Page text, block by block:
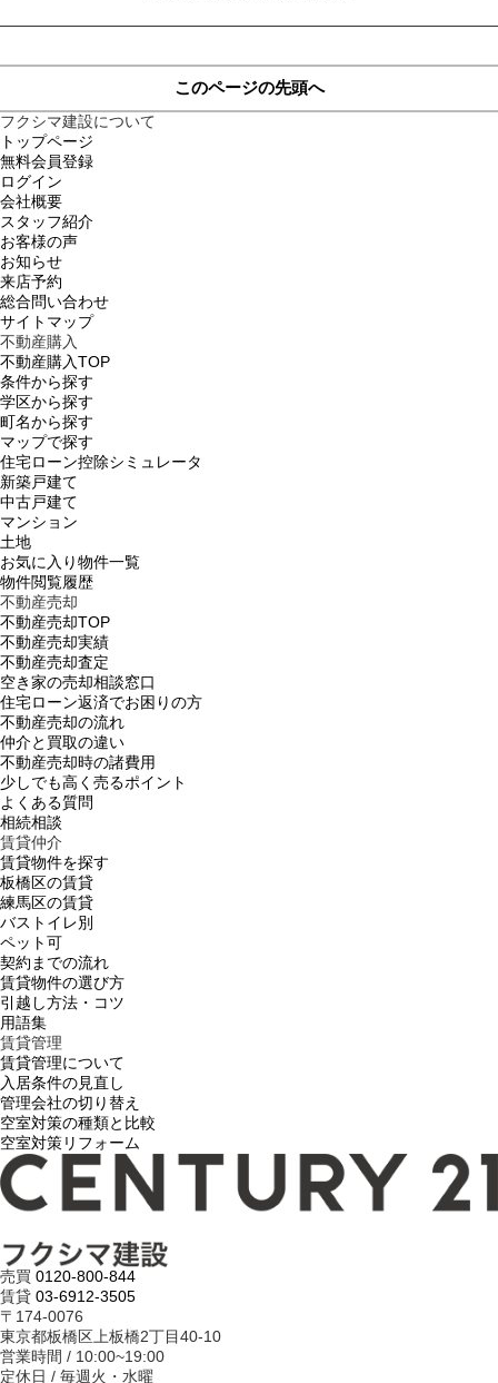
このページの先頭へ
フクシマ建設について
トップページ
無料会員登録
ログイン
会社概要
スタッフ紹介
お客様の声
お知らせ
来店予約
総合問い合わせ
サイトマップ
不動産購入
不動産購入TOP
条件から探す
学区から探す
町名から探す
マップで探す
住宅ローン控除シミュレータ
新築戸建て
中古戸建て
マンション
土地
お気に入り物件一覧
物件閲覧履歴
不動産売却
不動産売却TOP
不動産売却実績
不動産売却査定
空き家の売却相談窓口
住宅ローン返済でお困りの方
不動産売却の流れ
仲介と買取の違い
不動産売却時の諸費用
少しでも高く売るポイント
よくある質問
相続相談
賃貸仲介
賃貸物件を探す
板橋区の賃貸
練馬区の賃貸
バストイレ別
ペット可
契約までの流れ
賃貸物件の選び方
引越し方法・コツ
用語集
賃貸管理
賃貸管理について
入居条件の見直し
管理会社の切り替え
空室対策の種類と比較
空室対策リフォーム
売買 0120-800-844
賃貸 03-6912-3505
〒174-0076
東京都板橋区上板橋2丁目40-10
営業時間 / 10:00~19:00
定休日 / 毎週火・水曜